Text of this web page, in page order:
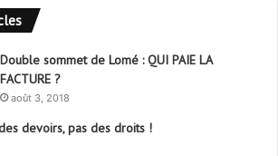
Double sommet de Lomé : QUI PAIE LA
FACTURE ?
août 3, 2018
devoirs, pas des droits !